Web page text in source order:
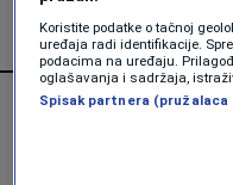
Koristite podatke o tačnoj
uređaja radi identifikacije.
podacima na uređaju.
oglašavanja i sadržaja,
Spisak partnera (pružalaca